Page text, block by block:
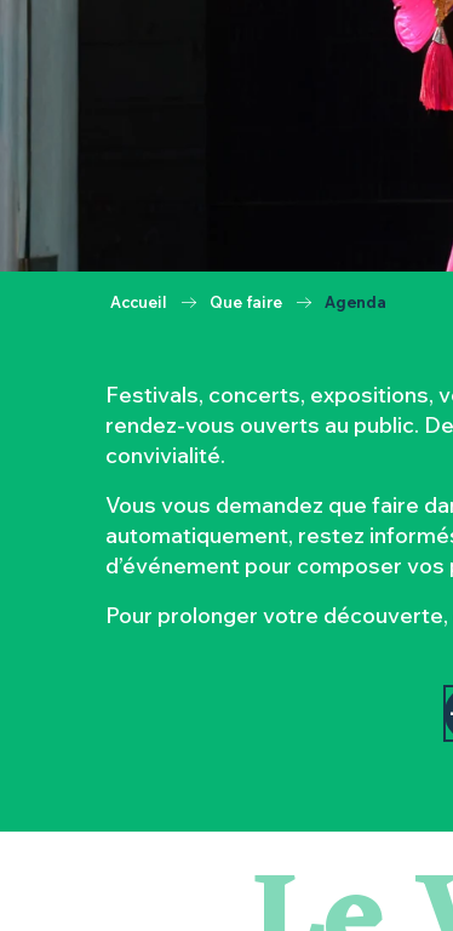
Accueil Que faire Agenda
Festivals, concerts, expositions,
rendez-vous ouverts au public.
convivialité.
Vous vous demandez que faire
automatiquement, restez
d’événement pour composer
Pour prolonger votre
Atelier - L'herbier en cyanotype
Escapade en Muscadet au cœur du Vignoble
Visite guidée « Histoire d'un jardin pittoresque »